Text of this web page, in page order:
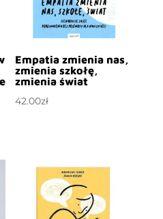
Empatia zmienia nas,
zmienia szkołę,
zmienia świat
42.00zł